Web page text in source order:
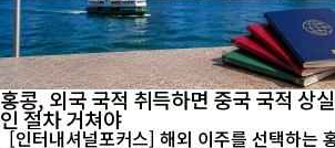
홍콩, 외국 국적 취득하면 중국 국적 상
인 절차 거쳐야
[인터내셔널포커스] 해외 이주를 선택하는